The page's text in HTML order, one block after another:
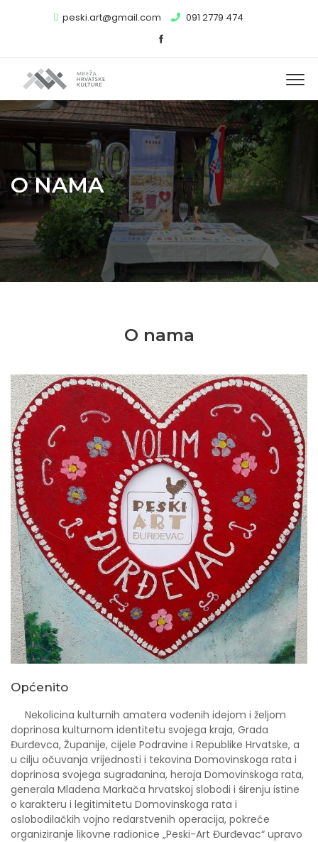
peski.art@gmail.com 091 2779 474
O NAMA
O nama
Općenito
Nekolicina kulturnih amatera vođenih idejom i željom
doprinosa kulturnom identitetu svojega kraja, Grada
Đurđevca, Županije, cijele Podravine i Republike Hrvatske, a
u cilju očuvanja vrijednosti i tekovina Domovinskoga rata i
doprinosa svojega sugrađanina, heroja Domovinskoga rata,
generala Mladena Markača hrvatskoj slobodi i širenju istine
o karakteru i legitimitetu Domovinskoga rata i
oslobodilačkih vojno redarstvenih operacija, pokreće
organiziranje likovne radionice „Peski-Art Đurđevac“ upravo